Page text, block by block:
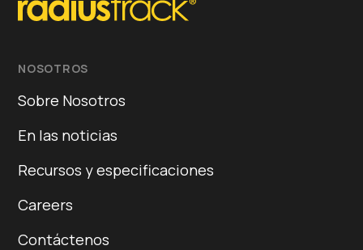
NOSOTROS
Sobre Nosotros
En las noticias
Recursos y especificaciones
Careers
Contáctenos